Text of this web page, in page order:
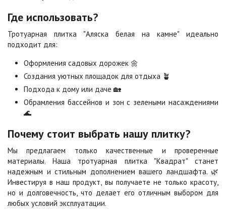
Сахара
Цена по запросу Цена по запросу
Серо-белая
Цена по запросу Цена по запросу
Стоун
Цена по запросу
Хаски
Цена по запросу
Черная
Где использовать?
Тротуарная плитка "Аляска белая на камне" идеально
подходит для:
Оформления садовых дорожек 🌼
Создания уютных площадок для отдыха 🪴
Подхода к дому или даче 🏡
Обрамления бассейнов и зон с зелеными насаждениями
🌊
Почему стоит выбрать нашу плитку?
Мы предлагаем только качественные и проверенные
материалы. Наша тротуарная плитка "Квадрат" станет
надежным и стильным дополнением вашего ландшафта. 🌿
Инвестируя в наш продукт, вы получаете не только красоту,
но и долговечность, что делает его отличным выбором для
любых условий эксплуатации.